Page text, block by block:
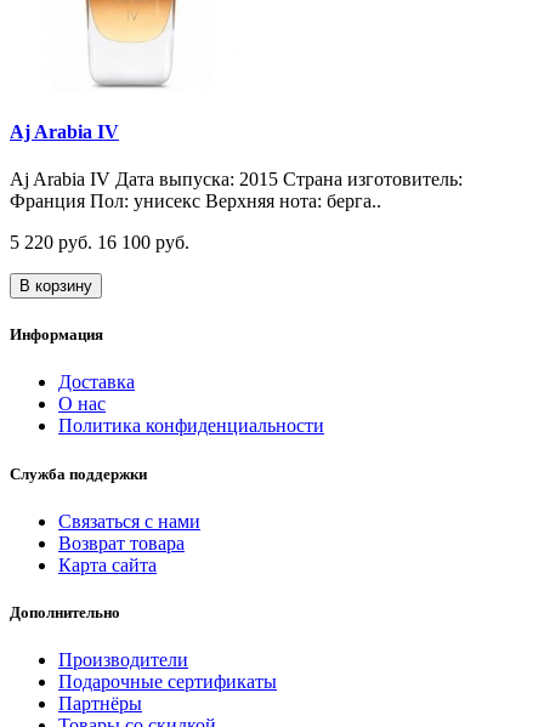
Aj Arabia IV
Aj Arabia IV Дата выпуска: 2015 Страна изготовитель:
Франция Пол: унисекс Верхняя нота: берга..
5 220 руб. 16 100 руб.
В корзину
Информация
Доставка
О нас
Политика конфиденциальности
Служба поддержки
Связаться с нами
Возврат товара
Карта сайта
Дополнительно
Производители
Подарочные сертификаты
Партнёры